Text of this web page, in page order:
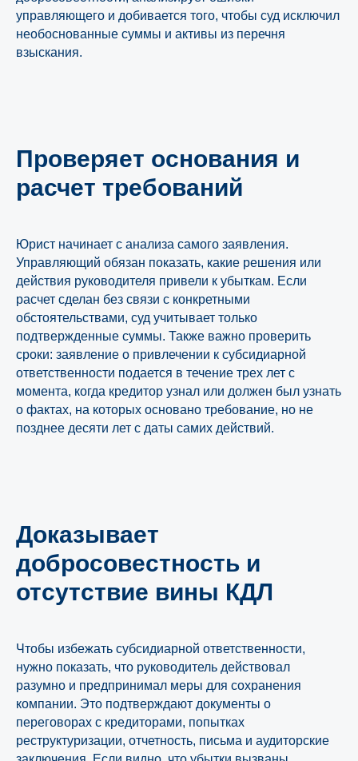
управляющего и добивается того, чтобы суд исключил
необоснованные суммы и активы из перечня
взыскания.
Проверяет основания и
расчет требований
Юрист начинает с анализа самого заявления.
Управляющий обязан показать, какие решения или
действия руководителя привели к убыткам. Если
расчет сделан без связи с конкретными
обстоятельствами, суд учитывает только
подтвержденные суммы. Также важно проверить
сроки: заявление о привлечении к субсидиарной
ответственности подается в течение трех лет с
момента, когда кредитор узнал или должен был узнать
о фактах, на которых основано требование, но не
позднее десяти лет с даты самих действий.
Доказывает
добросовестность и
отсутствие вины КДЛ
Чтобы избежать субсидиарной ответственности,
нужно показать, что руководитель действовал
разумно и предпринимал меры для сохранения
компании. Это подтверждают документы о
переговорах с кредиторами, попытках
реструктуризации, отчетность, письма и аудиторские
ask@ytc.legal
+7 (495) 620-70-42
Свяжитесь с нами
Мы в социальных сетях
Скачать брошюру о компании